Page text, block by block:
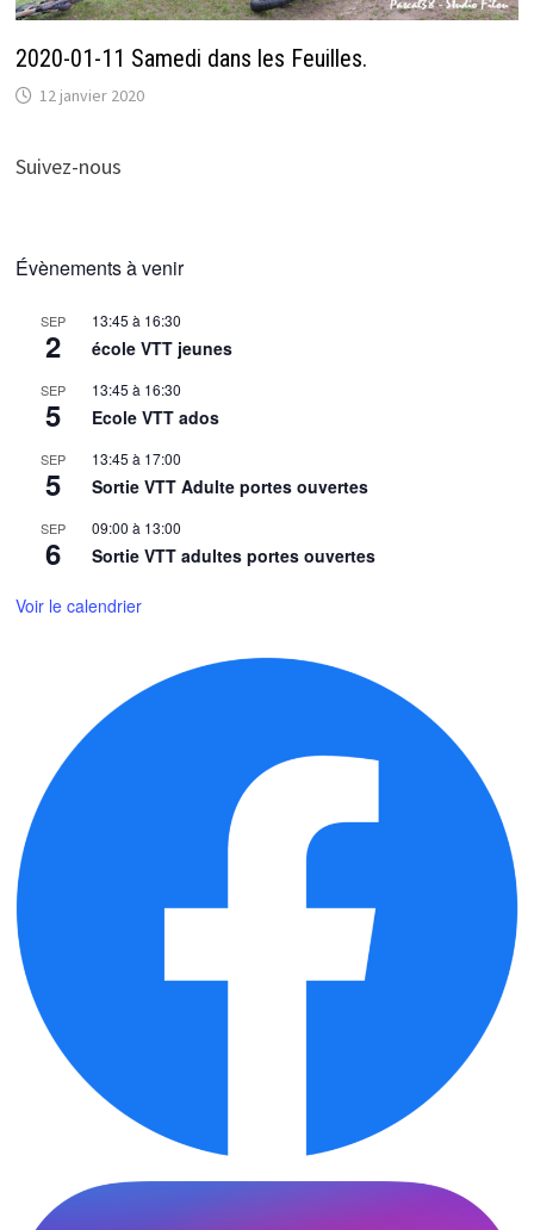
2020-01-11 Samedi dans les Feuilles.
12 janvier 2020
Suivez-nous
Évènements à venir
SEP
2
13:45 à 16:30
école VTT jeunes
SEP
5
13:45 à 16:30
Ecole VTT ados
SEP
5
13:45 à 17:00
Sortie VTT Adulte portes ouvertes
SEP
6
09:00 à 13:00
Sortie VTT adultes portes ouvertes
Voir le calendrier